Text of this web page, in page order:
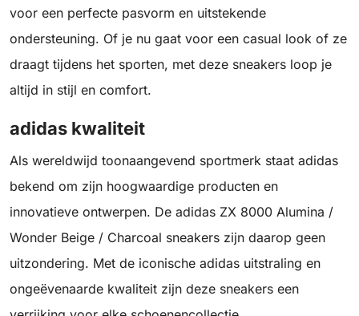
voor een perfecte pasvorm en uitstekende
ondersteuning. Of je nu gaat voor een casual look of ze
draagt tijdens het sporten, met deze sneakers loop je
altijd in stijl en comfort.
adidas kwaliteit
Als wereldwijd toonaangevend sportmerk staat adidas
bekend om zijn hoogwaardige producten en
innovatieve ontwerpen. De adidas ZX 8000 Alumina /
Wonder Beige / Charcoal sneakers zijn daarop geen
uitzondering. Met de iconische adidas uitstraling en
ongeëvenaarde kwaliteit zijn deze sneakers een